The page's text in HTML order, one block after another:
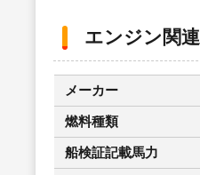
エンジン関連
メーカー
燃料種類
船検証記載馬力